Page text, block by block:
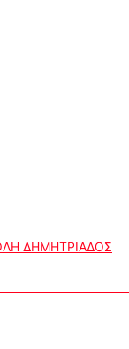
ΔΗΜΗΤΡΙΑΔΟΣ